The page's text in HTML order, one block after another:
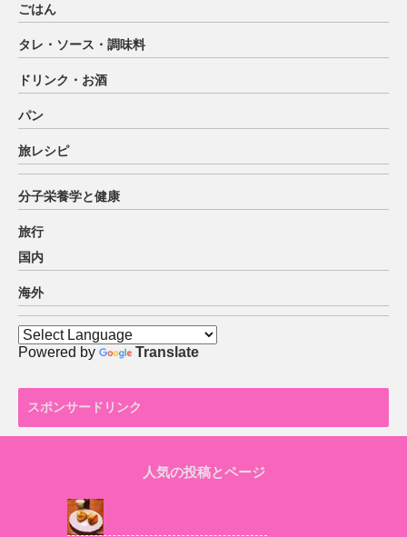
ごはん
タレ・ソース・調味料
ドリンク・お酒
パン
旅レシピ
分子栄養学と健康
旅行
国内
海外
Powered by Translate
スポンサードリンク
人気の投稿とページ